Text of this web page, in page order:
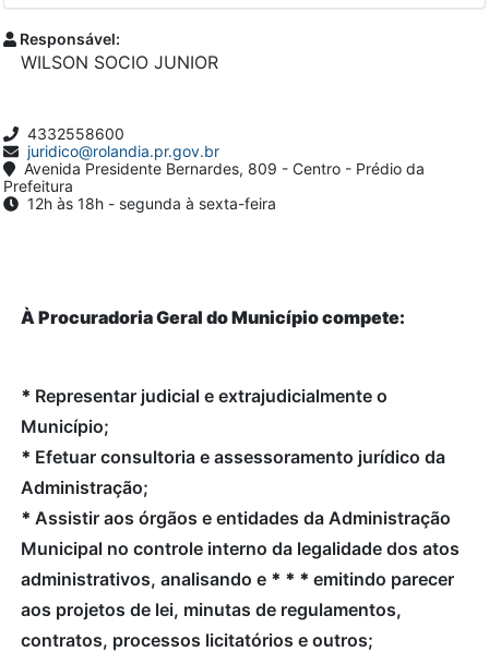
Responsável:
WILSON SOCIO JUNIOR
4332558600
juridico@rolandia.pr.gov.br
Avenida Presidente Bernardes, 809 - Centro - Prédio da
Prefeitura
12h às 18h - segunda à sexta-feira
À Procuradoria Geral do Município compete:
* Representar judicial e extrajudicialmente o
Município;
* Efetuar consultoria e assessoramento jurídico da
Administração;
* Assistir aos órgãos e entidades da Administração
Municipal no controle interno da legalidade dos atos
administrativos, analisando e * * * emitindo parecer
aos projetos de lei, minutas de regulamentos,
contratos, processos licitatórios e outros;